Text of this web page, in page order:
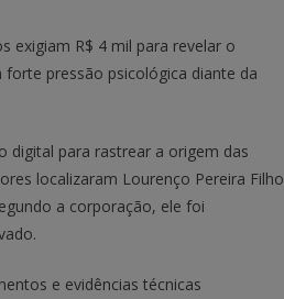
exigiam R$ 4 mil para revelar o
pressão psicológica diante da
digital para rastrear a origem das
localizaram Lourenço Pereira Filho
a corporação, ele foi
e evidências técnicas